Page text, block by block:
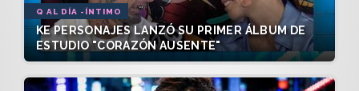
Q AL DÍA -ÍNTIMO
KE PERSONAJES LANZÓ SU PRIMER ÁLBUM DE
ESTUDIO "CORAZÓN AUSENTE"